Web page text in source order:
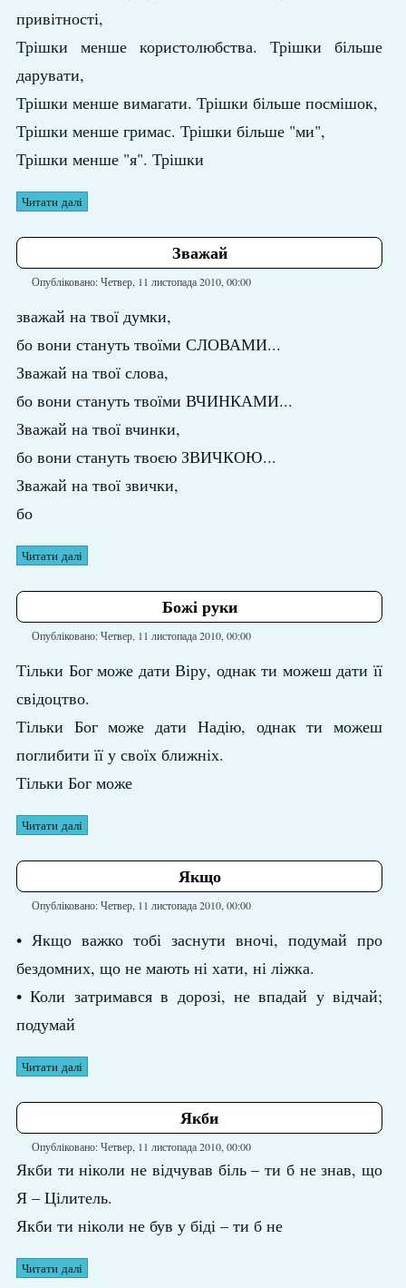
привітності,
Трішки менше користолюбства. Трішки більше
дарувати,
Трішки менше вимагати. Трішки більше посмішок,
Трішки менше гримас. Трішки більше "ми",
Трішки менше "я". Трішки
Читати далі
Зважай
Опубліковано: Четвер, 11 листопада 2010, 00:00
зважай на твої думки,
бо вони стануть твоїми СЛОВАМИ...
Зважай на твої слова,
бо вони стануть твоїми ВЧИНКАМИ...
Зважай на твої вчинки,
бо вони стануть твоєю ЗВИЧКОЮ...
Зважай на твої звички,
бо
Читати далі
Божі руки
Опубліковано: Четвер, 11 листопада 2010, 00:00
Тільки Бог може дати Віру, однак ти можеш дати її
свідоцтво.
Тільки Бог може дати Надію, однак ти можеш
поглибити її у своїх ближніх.
Тільки Бог може
Читати далі
Якщо
Опубліковано: Четвер, 11 листопада 2010, 00:00
• Якщо важко тобі заснути вночі, подумай про
бездомних, що не мають ні хати, ні ліжка.
• Коли затримався в дорозі, не впадай у відчай;
подумай
Читати далі
Якби
Опубліковано: Четвер, 11 листопада 2010, 00:00
Якби ти ніколи не відчував біль – ти б не знав, що
Я – Цілитель.
Якби ти ніколи не був у біді – ти б не
Читати далі